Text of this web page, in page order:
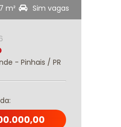
m² Sim vagas
- Pinhais / PR